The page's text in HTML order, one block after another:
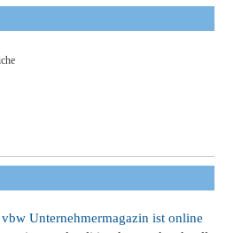
vbw Unternehmermagazin ist online